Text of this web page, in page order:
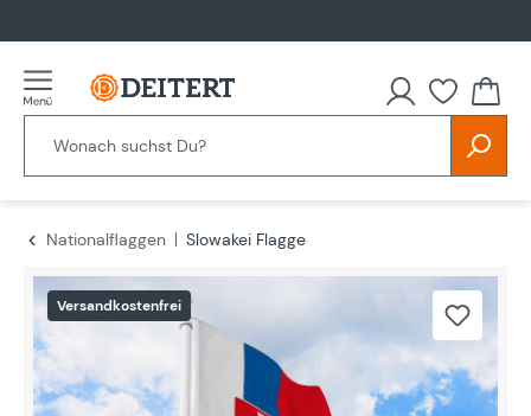
Nationalflaggen
Slowakei Flagge
Bildergalerie überspringen
Versandkostenfrei